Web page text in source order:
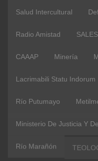
Salud Intercultural
Radio Amistad
CAAAP Minería
Lacrimabili Statu Indorum
Río Putumayo
Ministerio De Justicia Y
Río Marañón